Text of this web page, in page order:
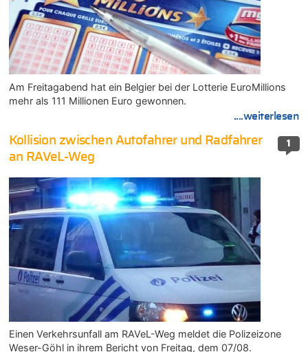
Am Freitagabend hat ein Belgier bei der Lotterie EuroMillions
mehr als 111 Millionen Euro gewonnen.
....weiterlesen
1
Kollision zwischen Autofahrer und Radfahrer
an RAVeL-Weg
Einen Verkehrsunfall am RAVeL-Weg meldet die Polizeizone
Weser-Göhl in ihrem Bericht von Freitag, dem 07/08.